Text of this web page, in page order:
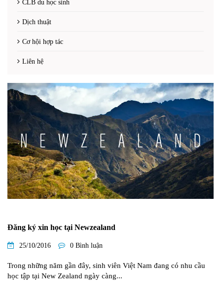
CLB du học sinh
Dịch thuật
Cơ hội hợp tác
Liên hệ
Đăng ký xin học tại Newzealand
25/10/2016 0 Bình luận
Trong những năm gần đây, sinh viên Việt Nam đang có nhu cầu
học tập tại New Zealand ngày càng...